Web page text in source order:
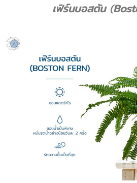
เฟิร์นบอสตัน (